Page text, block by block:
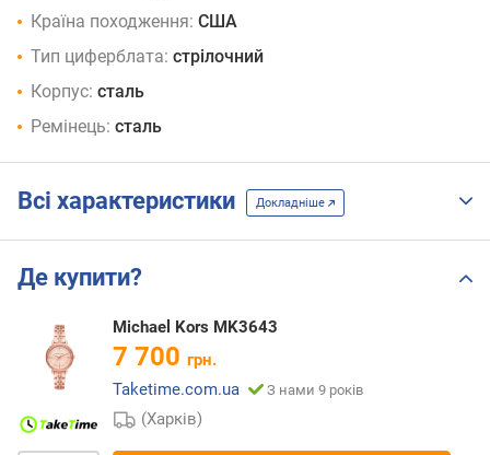
Країна походження: США
Тип циферблата: стрілочний
Корпус: сталь
Ремінець: сталь
Всі характеристики Докладніше
Де купити?
Michael Kors MK3643
7 700 грн.
Taketime.com.ua
З нами 9 років
(Харків)